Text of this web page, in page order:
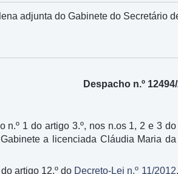
adjunta do Gabinete do Secretário
Despacho n.º
1 do artigo 3.º, nos n.os 1, 2 e 3
a licenciada Cláudia Maria
artigo 12.º do Decreto-Lei n.º 11/2012